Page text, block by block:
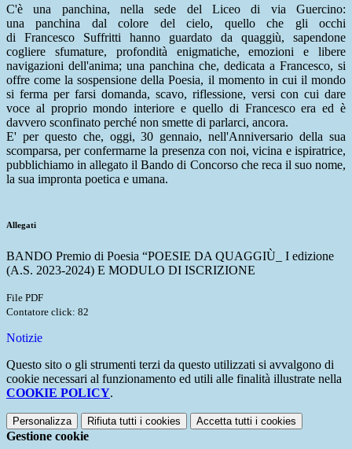
C'è una panchina, nella sede del Liceo di via Guercino:
unapanchina dal colore del cielo, quello che gli occhi
di Francesco Suffritti hanno guardato da quaggiù, sapendone
cogliere sfumature, profondità enigmatiche, emozioni e libere
navigazioni dell'anima; una panchina che, dedicata a Francesco, si
offre come la sospensione della Poesia, il momento in cui il mondo
si ferma per farsi domanda, scavo, riflessione, versi con cui dare
voce al proprio mondo interiore e quello di Francescoera ed è
davvero sconfinato perché non smette di parlarci, ancora.
E' per questo che, oggi, 30 gennaio, nell'Anniversario della sua
scomparsa, per confermarne la presenza con noi, vicina e ispiratrice,
pubblichiamo in allegato il Bando di Concorso che reca il suo nome,
la sua impronta poetica e umana.
Allegati
BANDO Premio di Poesia “POESIE DA QUAGGIÙ_ I edizione
(A.S. 2023-2024) E MODULO DI ISCRIZIONE
File PDF
Contatore click: 82
Notizie
Questo sito o gli strumenti terzi da questo utilizzati si avvalgono di
cookie necessari al funzionamento ed utili alle finalità illustrate nella
COOKIE POLICY.
Personalizza Rifiuta tutti i cookies Accetta tutti i cookies
Gestione cookie